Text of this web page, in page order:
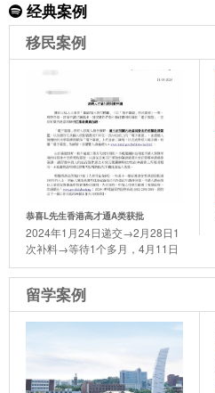
经典案例
移民案例
恭喜L先生香港高才通A类获批
2024年1月24日递交→2月28日1
次补料→等待1个多月，4月11日
迎来了喜讯。
留学案例